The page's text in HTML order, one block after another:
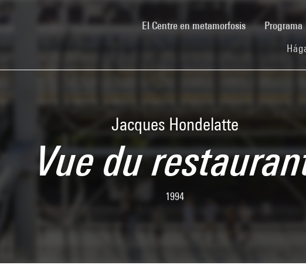
El Centre en metamorfosis(current)Programa
Jacques Hondelatte
Vue du
1994